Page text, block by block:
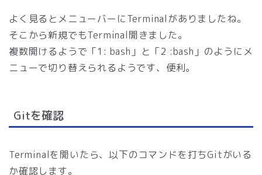
よく見るとメニューバーにTerminalがありましたね。
そこから新規でもTerminal開きました。
複数開けるようで「1: bash」と「2 :bash」のようにメ
ニューで切り替えられるようです、便利。
Gitを確認
Terminalを開いたら、以下のコマンドを打ちGitがいる
か確認します。